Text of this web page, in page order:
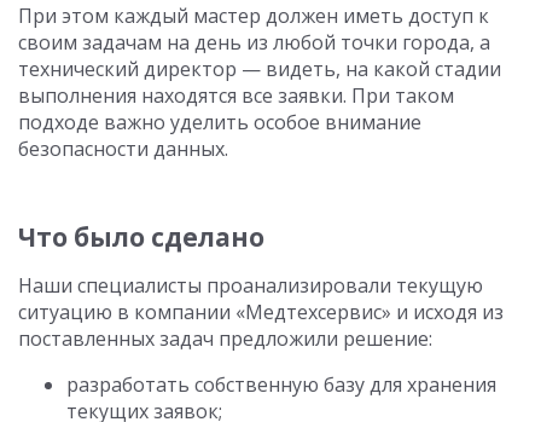
При этом каждый мастер должен иметь доступ к
своим задачам на день из любой точки города, а
технический директор — видеть, на какой стадии
выполнения находятся все заявки. При таком
подходе важно уделить особое внимание
безопасности данных.
Что было сделано
Наши специалисты проанализировали текущую
ситуацию в компании «Медтехсервис» и исходя из
поставленных задач предложили решение:
разработать собственную базу для хранения
текущих заявок;